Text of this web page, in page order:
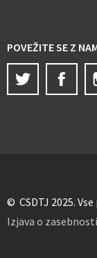
POVEŽITE SE Z
Twitter
© CSDTJ 2025.
Izjava o zasebnosti